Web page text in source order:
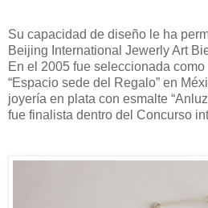
Su capacidad de diseño le ha
Beijing International Jewerly Art
En el 2005 fue seleccionada
“Espacio sede del Regalo” en
joyería en plata con esmalte
fue finalista dentro del Concurso